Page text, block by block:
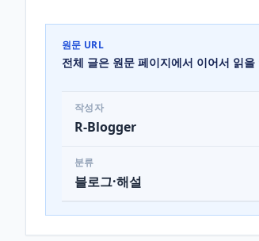
원문 URL
전체 글은 원문 페이지에서 이어서 읽을
작성자
R-Blogger
분류
블로그·해설